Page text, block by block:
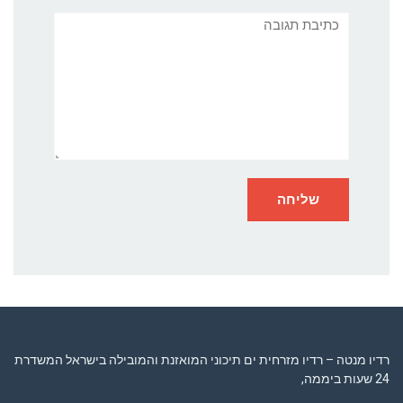
תגובה
רדיו מנטה – רדיו מזרחית ים תיכוני המואזנת והמובילה בישראל המשדרת
24 שעות ביממה,